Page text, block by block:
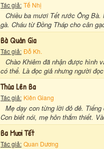
Tác giả: Tế Nhị
Chiều ba mươi Tết rước Ông
gà. Cháu từ Đồng Tháp cho cân
Bà Quản Gia
Tác giả: Đỗ Kh.
Chào Khiêm đã nhận được hình
có thể. Là đọc giả nhưng người
Thủa Lên Ba
Tác giả: Kiên Giang
Mẹ dạy con từng lời đỏ đẻ.
Con biết nói, mẹ hôn thắm thiết.
Ba Mươi Tết
Tác giả: Quan Dương